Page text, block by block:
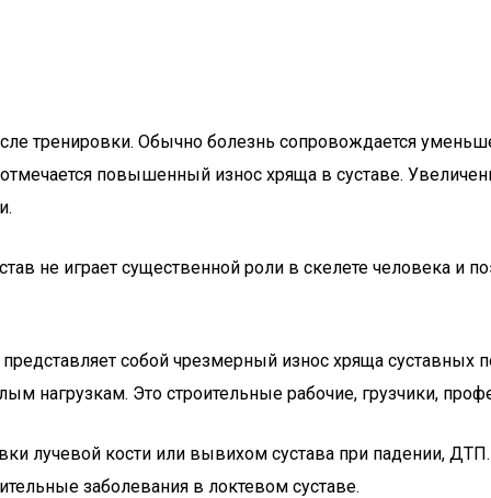
тренировки. Обычно болезнь сопровождается
повышенный износ хряща в суставе.
не играет существенной роли в скелете человека и
собой чрезмерный износ хряща суставных
нагрузкам. Это строительные рабочие, грузчики,
кости или вывихом сустава при падении, ДТП.
заболевания в локтевом суставе.